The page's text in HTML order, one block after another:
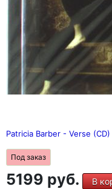
Patricia Barber - Verse (CD)
Под заказ
5199 руб. В